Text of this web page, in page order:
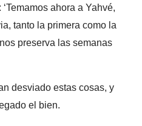
ahora a Yahvé,
tanto la primera como la
preserva las semanas
desviado estas cosas, y
el bien.